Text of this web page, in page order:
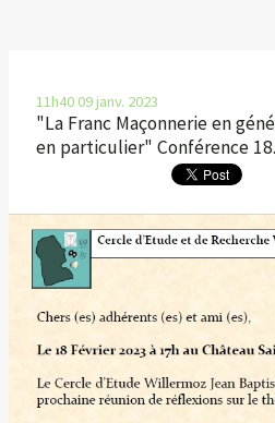
11h40 09janv. 2023
"La Franc Maçonnerie en
en particulier" Conférence